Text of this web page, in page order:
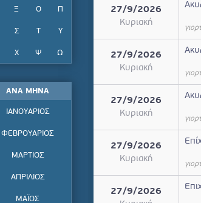
Ξ Ο Π
Σ Τ Υ
Χ Ψ Ω
ΑΝΑ ΜΗΝΑ
ΙΑΝΟΥΑΡΙΟΣ
ΦΕΒΡΟΥΑΡΙΟΣ
ΜΑΡΤΙΟΣ
ΑΠΡΙΛΙΟΣ
ΜΑΪΟΣ
27/9/2026
Κυριακή
27/9/2026
Κυριακή
27/9/2026
Κυριακή
27/9/2026
Κυριακή
27/9/2026